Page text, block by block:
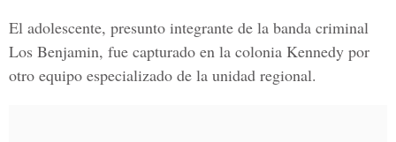
El adolescente, presunto integrante de la banda criminal
Los Benjamin, fue capturado en la colonia Kennedy por
otro equipo especializado de la unidad regional.